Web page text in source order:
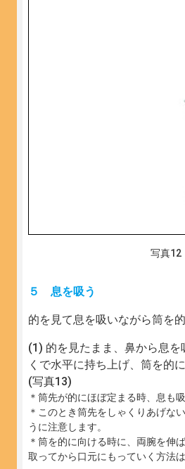
写真12
５ 息を吸う
的を見て息を吸いながら筒を
的を見たまま、鼻から息
くで水平に持ち上げ、筒を的
(写真13)
＊筒先が的にほぼ定まる時、息も
＊このとき筒先をしゃくりあげな
うに注意します。
＊筒を的に向ける時に、両腕を伸
取ってから口元にもっていく方法は